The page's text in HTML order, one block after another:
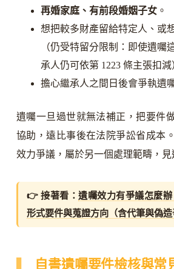
再婚家庭、有前段婚姻子女。
想把較多財產留給特定人、或
（仍受特留分限制：即使遺囑
承人仍可依第 1223 條主張扣減
擔心繼承人之間日後會爭執遺
遺囑一旦過世就無法補正，把要件
協助，遠比事後在法院爭訟省成本
效力爭議，屬於另一個處理範疇，見
👉 接著看：遺囑效力有爭議怎麼辦
形式要件與蒐證方向（含代筆與偽造
自書遺囑要件檢核與常